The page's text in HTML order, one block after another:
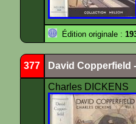
Édition originale :
377 David Copperfield
Charles DICKENS